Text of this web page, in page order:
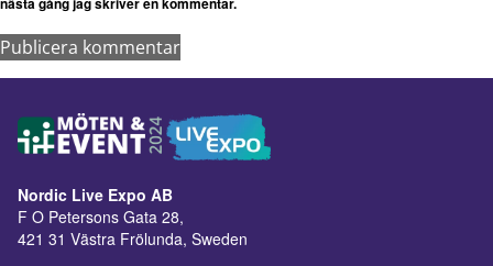
Nordic Live Expo AB
F O Petersons Gata 28,
421 31 Västra Frölunda, Sweden